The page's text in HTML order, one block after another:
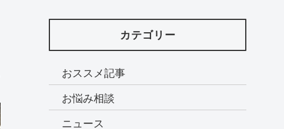
カテゴリー
おススメ記事
お悩み相談
ニュース